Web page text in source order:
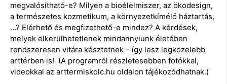
megvalósítható-e? Milyen a bioélelmiszer, az ökodesign,
a természetes kozmetikum, a környezetkímélő háztartás,
…? Elérhető és megfizethető-e mindez? A kérdések,
melyek elkerülhetetlenek mindannyiunk életében
rendszeresen vitára késztetnek – így lesz legközelebb
arttérben is! (A programról részletesebben fotókkal,
videokkal az arttermiskolc.hu oldalon tájékozódhatnak.)